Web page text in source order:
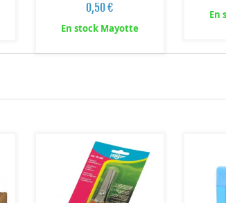
0,50 €
En stock Mayotte
En